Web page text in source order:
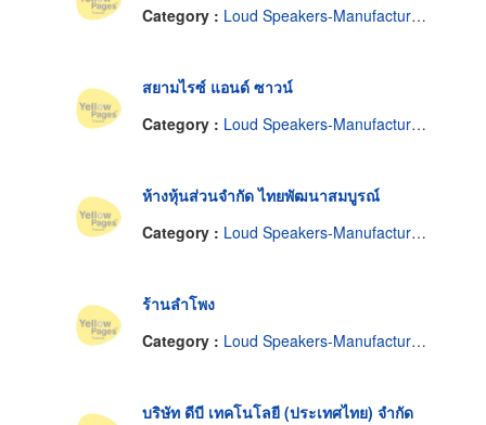
Category : Loud Speakers-Manufactures
สยามไรซ์ แอนด์ ซาวน์
Category : Loud Speakers-Manufactures
ห้างหุ้นส่วนจำกัด ไทยพัฒนาสมบูรณ์
Category : Loud Speakers-Manufactures
ร้านลำโพง
Category : Loud Speakers-Manufactures
บริษัท ดีบี เทคโนโลยี (ประเทศไทย) จำกัด